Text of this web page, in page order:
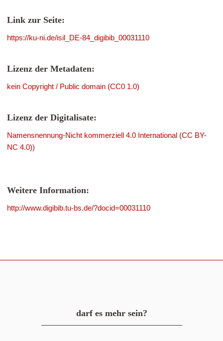
Link zur Seite:
https://ku-ni.de/isil_DE-84_digibib_00031110
Lizenz der Metadaten:
kein Copyright / Public domain (CC0 1.0)
Lizenz der Digitalisate:
Namensnennung-Nicht kommerziell 4.0 International (CC BY-
NC 4.0))
Weitere Information:
http://www.digibib.tu-bs.de/?docid=00031110
darf es mehr sein?